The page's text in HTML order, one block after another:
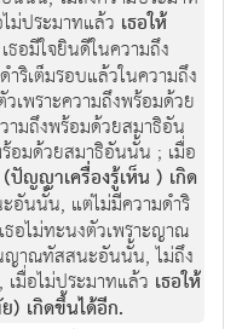
ม่ประมาทแล้ว เธอให้
เธอมีใจยินดีในความถึง
ริเต็มรอบแล้วในความถึง
เพราะความถึงพร้อมด้วย
ามถึงพร้อมด้วยสมาธิอัน
อมด้วยสมาธิอันนั้น ; เมื่อ
ญญาเครื่องรู้เห็น ) เกิด
อันนั้น, แต่ไม่มีความดำริ
อไม่ทะนงตัวเพราะญาณ
ญาณทัสสนะอันนั้น, ไม่ถึง
มื่อไม่ประมาทแล้ว เธอให้
เกิดขึ้นได้อีก.